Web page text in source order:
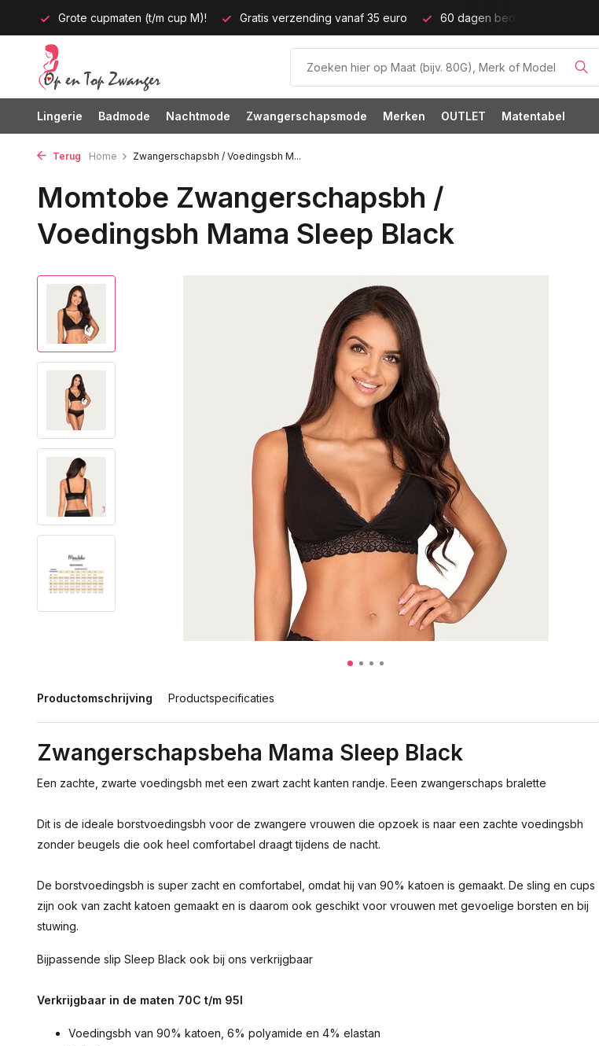
Gratis verzending vanaf 35 euro 60 dagen bedenktijd! Grote cupmaten (t/m cup M)!
Lingerie Badmode Nachtmode Zwangerschapsmode Merken OUTLET Matentabel
Terug Home Zwangerschapsbh / Voedingsbh M...
Momtobe Zwangerschapsbh /
Voedingsbh Mama Sleep Black
Productomschrijving Productspecificaties
Zwangerschapsbeha Mama Sleep Black
Een zachte, zwarte voedingsbh met een zwart zacht kanten randje. Eeen zwangerschaps bralette
Dit is de ideale borstvoedingsbh voor de zwangere vrouwen die opzoek is naar een zachte voedingsbh
zonder beugels die ook heel comfortabel draagt tijdens de nacht.
De borstvoedingsbh is super zacht en comfortabel, omdat hij van 90% katoen is gemaakt. De sling en cups
zijn ook van zacht katoen gemaakt en is daarom ook geschikt voor vrouwen met gevoelige borsten en bij
stuwing.
Bijpassende slip Sleep Black ook bij ons verkrijgbaar
Verkrijgbaar in de maten 70C t/m 95I
Voedingsbh van 90% katoen, 6% polyamide en 4% elastan